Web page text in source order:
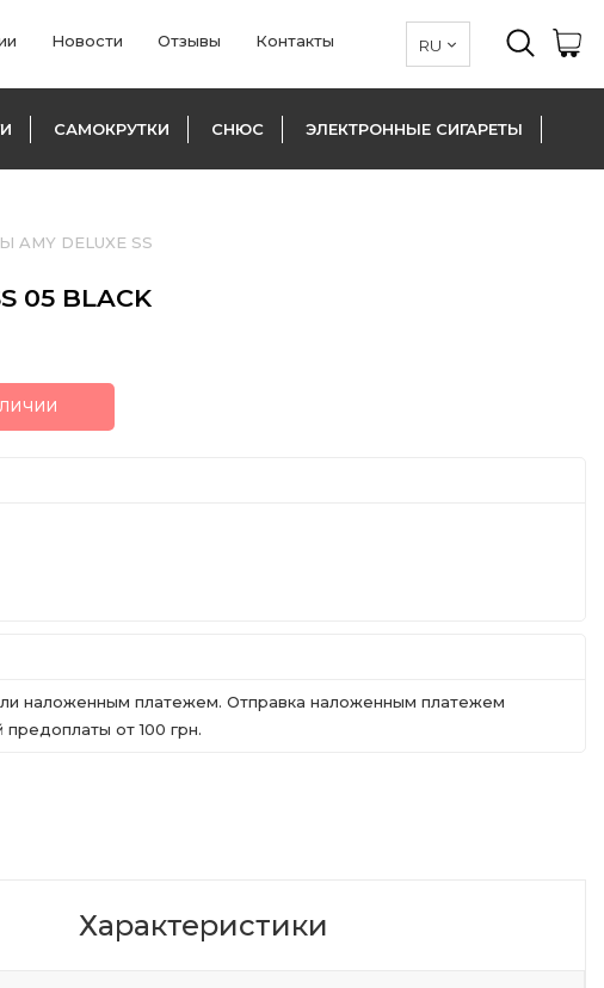
Новости Отзывы Контакты
САМОКРУТКИ СНЮС ЭЛЕКТРОННЫЕ СИГАРЕТЫ
AMY DELUXE SS
05 BLACK
наложенным платежем. Отправка наложенным платежем
от 100 грн.
Характеристики